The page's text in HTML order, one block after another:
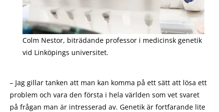
Colm Nestor, biträdande professor i medicinsk genetik
vid Linköpings universitet.
– Jag gillar tanken att man kan komma på ett sätt att lösa ett
problem och vara den första i hela världen som vet svaret
på frågan man är intresserad av. Genetik är fortfarande lite